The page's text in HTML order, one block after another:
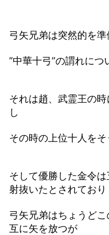
弓矢兄弟は突然的を準
”中華十弓”の謂れにつ
それは趙、武霊王の
し
その時の上位十人をそ
そして優勝した金令
射抜いたとされており
弓矢兄弟はちょうど
互に矢を放つが